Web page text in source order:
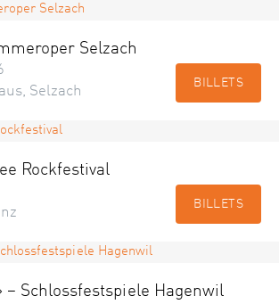
Selzach
Selzach
BILLETS
Rockfestival
BILLETS
– Schlossfestspiele Hagenwil